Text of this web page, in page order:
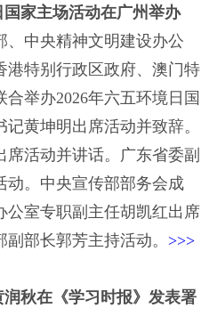
家主场活动在广州举办
中央精神文明建设办公
港特别行政区政府、澳门特
举办2026年六五环境日国
黄坤明出席活动并致辞。
活动并讲话。广东省委副
动。中央宣传部部务会成
公室专职副主任胡凯红出席
部长郭芳主持活动。 >>>
秋在《学习时报》发表署